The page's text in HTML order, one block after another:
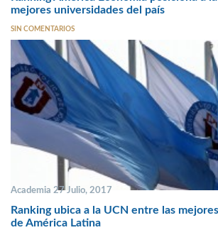
mejores universidades del país
SIN COMENTARIOS
Academia 27 Julio, 2017
Ranking ubica a la UCN entre las
de América Latina